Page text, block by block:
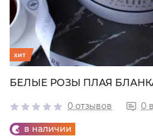
хит
БЕЛЫЕ РОЗЫ ПЛАЯ
0 отзывов 0
в наличии